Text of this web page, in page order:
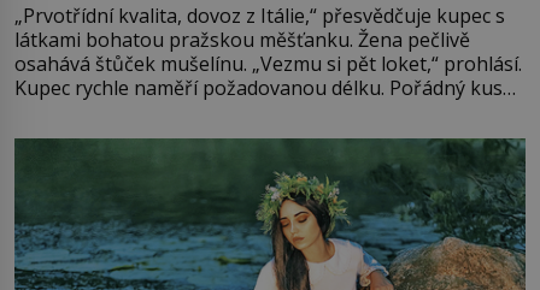
„Prvotřídní kvalita, dovoz z Itálie,“ přesvědčuje kupec s
látkami bohatou pražskou měšťanku. Žena pečlivě
osahává štůček mušelínu. „Vezmu si pět loket,“ prohlásí.
Kupec rychle naměří požadovanou délku. Pořádný kus
milostpaní. Stačí jenom na sukni,“ zhodnotí švadlena
množství růžového mušelínu. „Ošidili vás, podívejte.“
Vezme do ruky dřevěnou